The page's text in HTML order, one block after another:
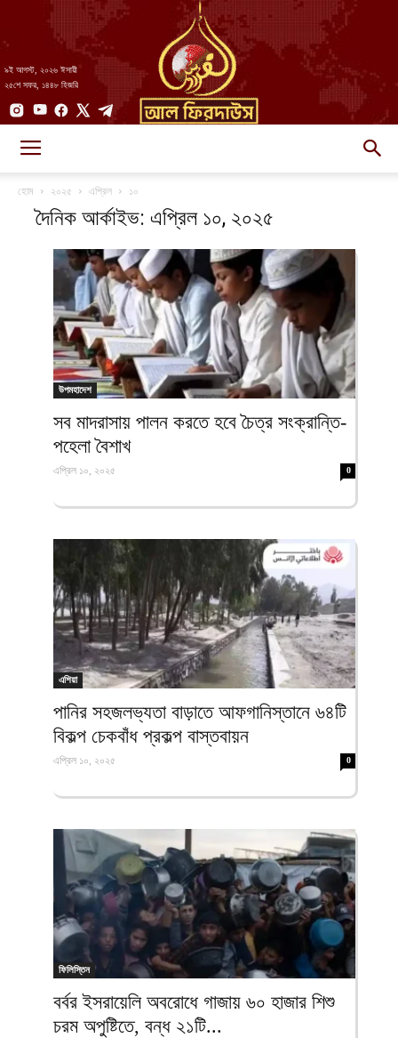
৯ই আগস্ট, ২০২৬ ঈসায়ী
২৫শে সফর, ১৪৪৮ হিজরি
আল-
ফিরদাউস
হোম ২০২৫ এপ্রিল ১০
দৈনিক আর্কাইভ: এপ্রিল ১০, ২০২৫
উপমহাদেশ
সব মাদরাসায় পালন করতে হবে চৈত্র সংক্রান্তি-
পহেলা বৈশাখ
এপ্রিল ১০, ২০২৫ 0
এশিয়া
পানির সহজলভ্যতা বাড়াতে আফগানিস্তানে ৬৪টি
বিকল্প চেকবাঁধ প্রকল্প বাস্তবায়ন
এপ্রিল ১০, ২০২৫ 0
ফিলিস্তিন
বর্বর ইসরায়েলি অবরোধে গাজায় ৬০ হাজার শিশু
চরম অপুষ্টিতে, বন্ধ ২১টি...